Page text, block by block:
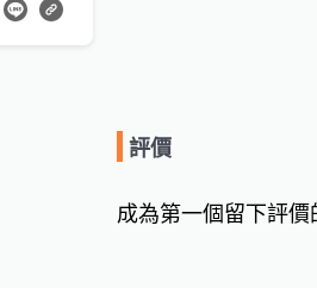
評價
成為第一個留下評價